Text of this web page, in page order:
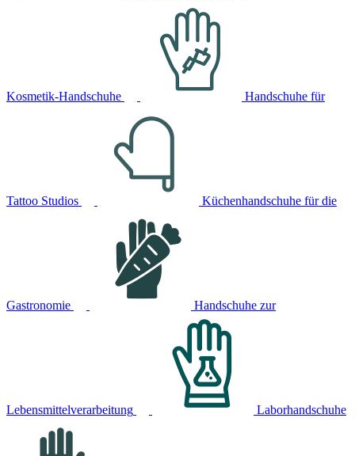
Kosmetik-Handschuhe Handschuhe für
Tattoo Studios Küchenhandschuhe für die
Gastronomie Handschuhe zur
Lebensmittelverarbeitung Laborhandschuhe